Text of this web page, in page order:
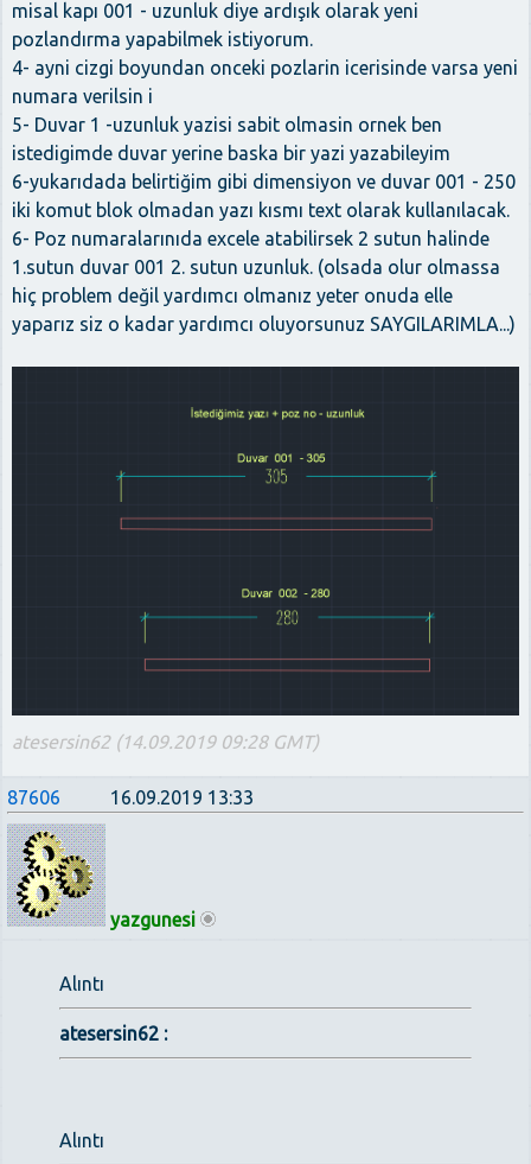
misal kapı 001 - uzunluk diye ardışık olarak yeni
pozlandırma yapabilmek istiyorum.
4- ayni cizgi boyundan onceki pozlarin icerisinde varsa yeni
numara verilsin i
5- Duvar 1 -uzunluk yazisi sabit olmasin ornek ben
istedigimde duvar yerine baska bir yazi yazabileyim
6-yukarıdada belirtiğim gibi dimensiyon ve duvar 001 - 250
iki komut blok olmadan yazı kısmı text olarak kullanılacak.
6- Poz numaralarınıda excele atabilirsek 2 sutun halinde
1.sutun duvar 001 2. sutun uzunluk. (olsada olur olmassa
hiç problem değil yardımcı olmanız yeter onuda elle
yaparız siz o kadar yardımcı oluyorsunuz SAYGILARIMLA...)
atesersin62 (14.09.2019 09:28 GMT)
87606 16.09.2019 13:33
yazgunesi
Alıntı
atesersin62 :
Alıntı